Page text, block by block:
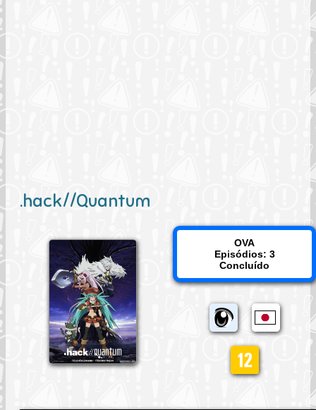
.hack//Quantum
OVA
Episódios: 3
Concluído